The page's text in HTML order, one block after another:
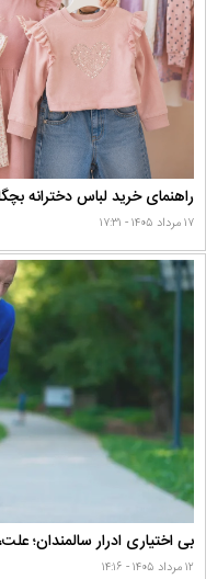
راهنمای خرید لباس دخترانه
۱۷ مرداد ۱۴۰۵ - ۱۷:۳۱
بی اختیاری ادرار سالمندان؛
۱۲ مرداد ۱۴۰۵ - ۱۴:۱۶